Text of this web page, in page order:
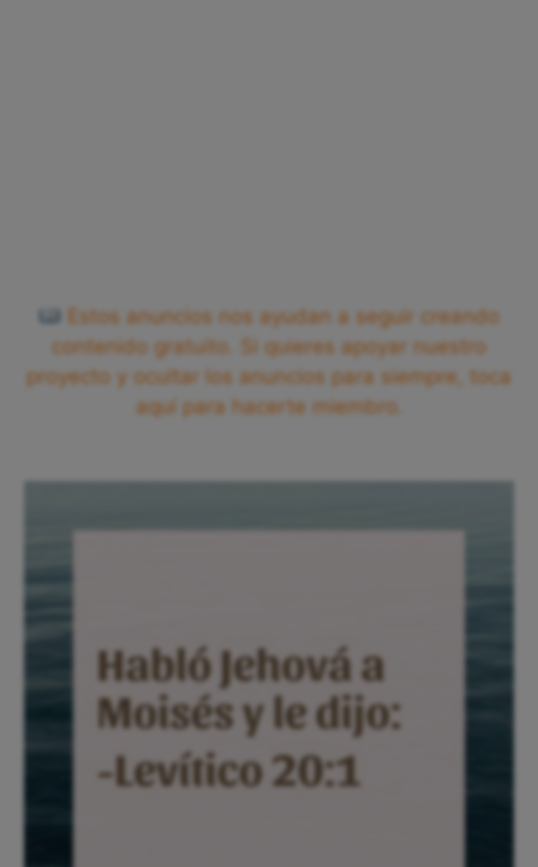
Estos anuncios nos ayudan a seguir creando
contenido gratuito. Si quieres apoyar nuestro
proyecto y ocultar los anuncios para siempre, toca
aquí para hacerte miembro.